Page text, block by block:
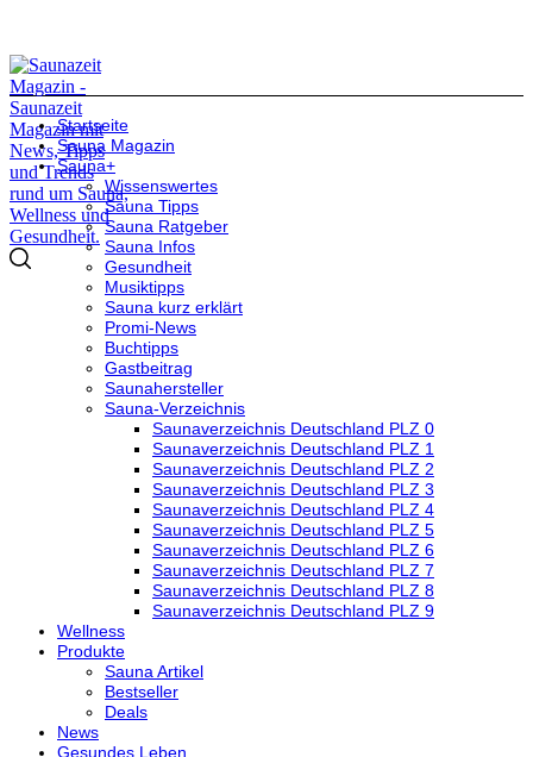
Startseite
Sauna Magazin
Sauna+
Wissenswertes
Sauna Tipps
Sauna Ratgeber
Sauna Infos
Gesundheit
Musiktipps
Sauna kurz erklärt
Promi-News
Buchtipps
Gastbeitrag
Saunahersteller
Sauna-Verzeichnis
Saunaverzeichnis Deutschland PLZ 0
Saunaverzeichnis Deutschland PLZ 1
Saunaverzeichnis Deutschland PLZ 2
Saunaverzeichnis Deutschland PLZ 3
Saunaverzeichnis Deutschland PLZ 4
Saunaverzeichnis Deutschland PLZ 5
Saunaverzeichnis Deutschland PLZ 6
Saunaverzeichnis Deutschland PLZ 7
Saunaverzeichnis Deutschland PLZ 8
Saunaverzeichnis Deutschland PLZ 9
Wellness
Produkte
Sauna Artikel
Bestseller
Deals
News
Gesundes Leben